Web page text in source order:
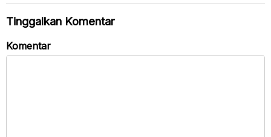
Tinggalkan Komentar
Komentar